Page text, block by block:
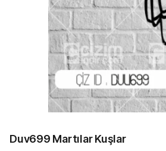
Duv699 Martılar Kuşlar